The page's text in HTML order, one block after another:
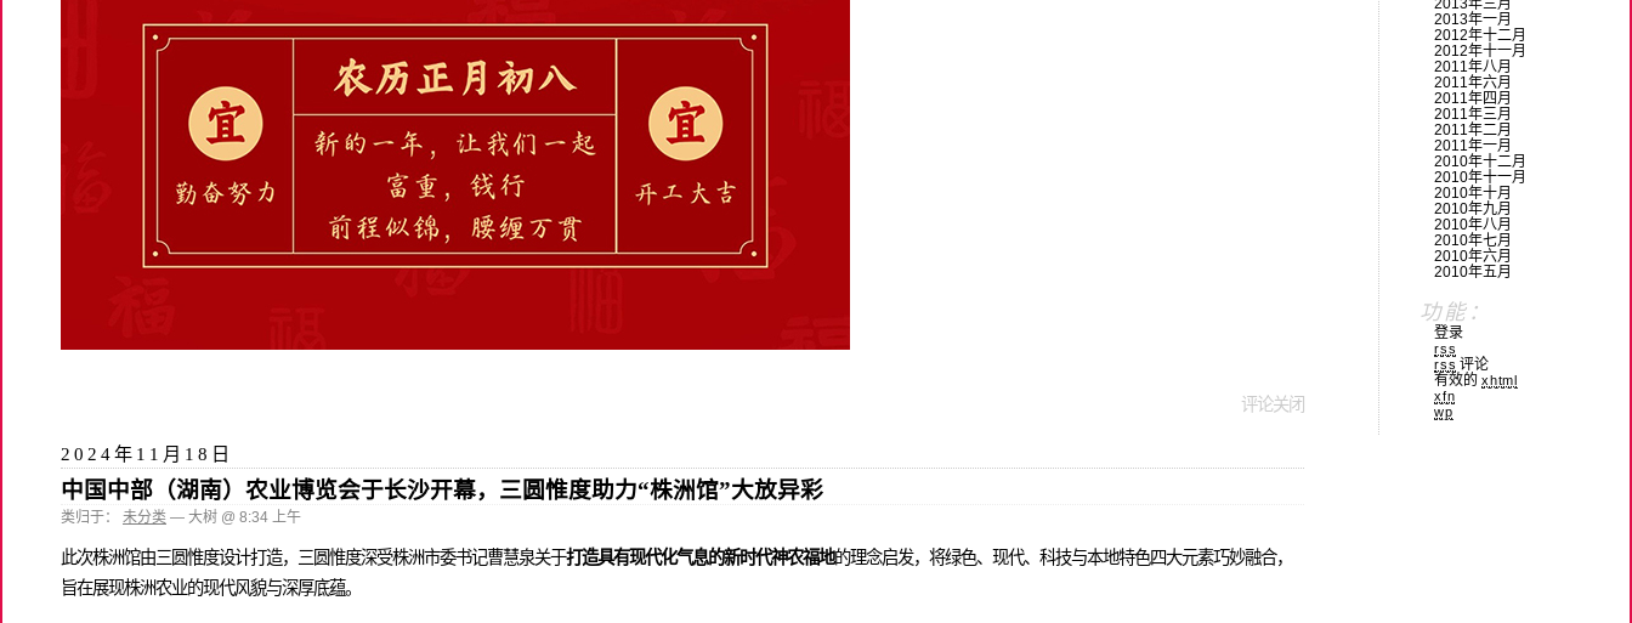
评论关闭
2024年11月18日
中国中部（湖南）农业博览会于长沙开幕，三圆惟度助力“株洲馆”大放异彩
类归于： 未分类 — 大树 @ 8:34 上午
此次株洲馆由三圆惟度设计打造，三圆惟度深受株洲市委书记曹慧泉关于打造具有现代化气息的新时代神农福地的理念启发，将绿色、现代、科技与本地特色四大元素巧妙融合，
旨在展现株洲农业的现代风貌与深厚底蕴。
2013年三月
2013年一月
2012年十二月
2012年十一月
2011年八月
2011年六月
2011年四月
2011年三月
2011年二月
2011年一月
2010年十二月
2010年十一月
2010年十月
2010年九月
2010年八月
2010年七月
2010年六月
2010年五月
功能：
登录
rss
rss 评论
有效的 xhtml
xfn
wp